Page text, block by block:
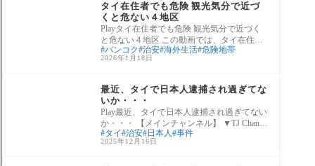
タイ在住者でも危険 観光気分で近づ
くと危ない４地区
Playタイ在住者でも危険 観光気分で近づく
と危ない４地区 この動画では、タイ在住者
であっても観光気分で安易に近づくべきで
はない
バンコク 治安 海外生活 危険地帯
2026年1月18日
最近、タイで日本人逮捕され過ぎてな
いか・・・
Play最近、タイで日本人逮捕され過ぎてない
か・・・ 【メインチャンネル】 ▼TJ Channe
l Thailand /@tjchannelthailand ▼Piggy Channel /
@pglifeinthailand
タイ 治安 日本人 事件
2025年12月16日